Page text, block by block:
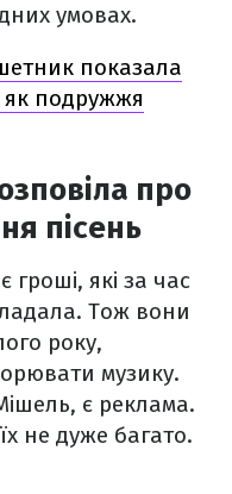
умовах.
показала
як подружжя
про
пісень
гроші, які за час
Тож вони
року,
музику.
є реклама.
не дуже багато.